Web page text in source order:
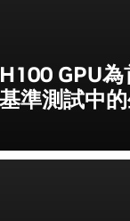
GPU為
準測試中